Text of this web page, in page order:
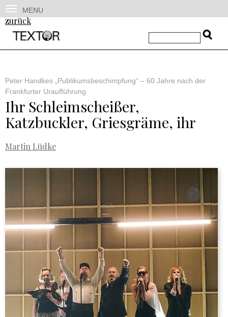
MENU
zurück
Peter Handkes „Publikumsbeschimpfung“ – 60 Jahre nach der
Frankfurter Uraufführung
Ihr Schleimscheißer,
Katzbuckler, Griesgräme, ihr
Martin Lüdke